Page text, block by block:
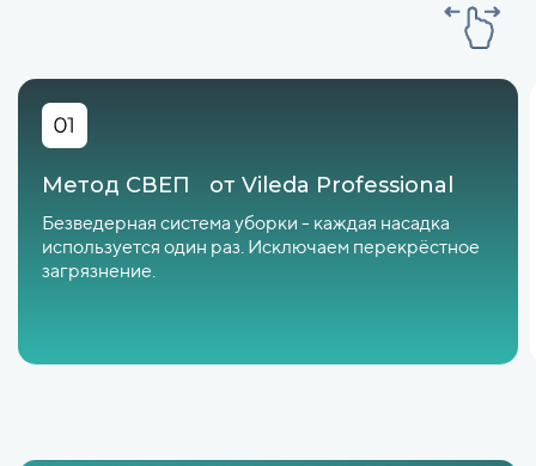
Метод СВЕП от Vileda Professional
Безведерная система уборки - каждая насадка
используется один раз. Исключаем перекрёстное
загрязнение.